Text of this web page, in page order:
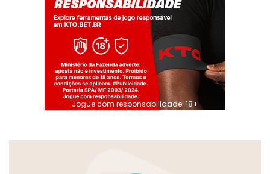
Jogue com responsabilidade. 18+